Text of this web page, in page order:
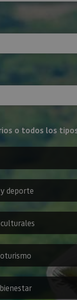
o todos los
deporte